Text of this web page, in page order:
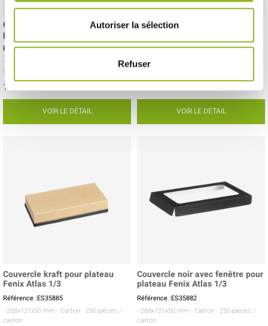
Autoriser la sélection
Refuser
Couvercle noir avec fenêtre pour
plateau Fenix 1/2 GN
Référence :ES35822
- 320x260x65 mm
- 250 pièces /
carton
157,10 € Le carton
VOIR LE DÉTAIL
Plateau Fenix noir mat laminé
Référence :ES35887
- 275x126x15 mm
carton
VOIR LE DÉTAIL
Couvercle kraft pour plateau
Fenix Atlas 1/3
Référence :ES35885
- 268x121x50 mm - Carton - 250 pièces /
carton
Couvercle noir avec fenêtre pour
plateau Fenix Atlas 1/3
Référence :ES35882
- 268x121x50 mm - Carton - 250 pièces /
carton